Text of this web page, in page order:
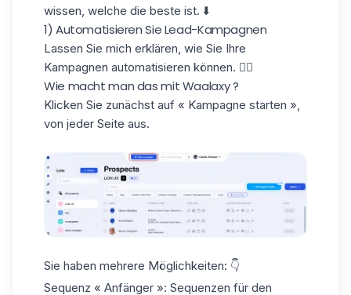
wissen, welche die beste ist. ⬇️
1) Automatisieren Sie Lead-Kampagnen
Lassen Sie mich erklären, wie Sie Ihre
Kampagnen automatisieren können. 👇🏼
Wie macht man das mit Waalaxy ?
Klicken Sie zunächst auf « Kampagne starten »,
von jeder Seite aus.
Sie haben mehrere Möglichkeiten: 👇
Sequenz « Anfänger »: Sequenzen für den